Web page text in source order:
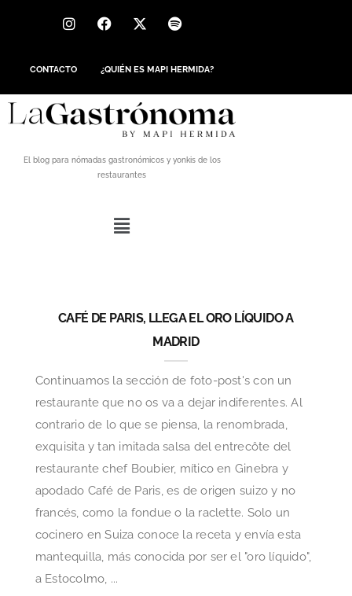
CONTACTO ¿QUIÉN ES MAPI HERMIDA?
El blog para nómadas gastronómicos y yonkis de los
restaurantes
CAFÉ DE PARIS, LLEGA EL ORO LÍQUIDO A
MADRID
Continuamos la sección de foto-post's con un
restaurante que no os va a dejar indiferentes. Al
contrario de lo que se piensa, la renombrada,
exquisita y tan imitada salsa del entrecôte del
restaurante chef Boubier, mítico en Ginebra y
apodado Café de Paris, es de origen suizo y no
francés, como la fondue o la raclette. Solo un
cocinero en Suiza conoce la receta y envía esta
mantequilla, más conocida por ser el "oro líquido",
a Estocolmo, ...